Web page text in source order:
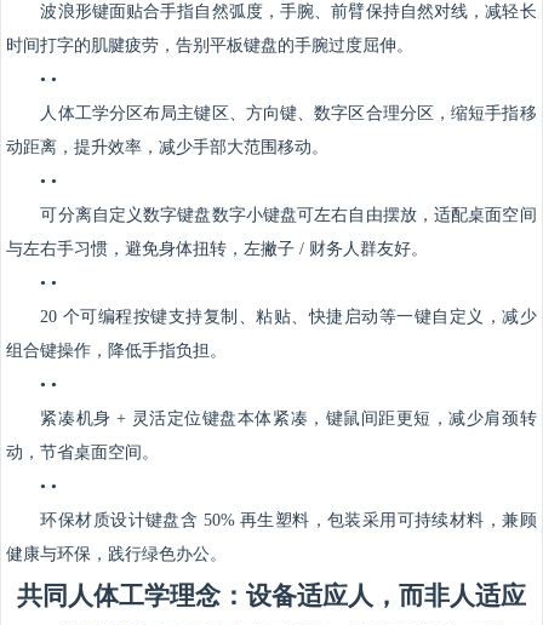
波浪形键面贴合手指自然弧度，手腕、前臂保持自然对线，减轻长
时间打字的肌腱疲劳 ，告别平板键盘的手腕过度屈伸。
• •
人体工学分区布局主键区、方向键、数字区合理分区，缩短手指移
动距离，提升效率，减少手部大范围移动 。
• •
可分离自定义数字键盘数字小键盘可左右自由摆放，适配桌面空间
与左右手习惯，避免身体扭转，左撇子 / 财务人群友好。
• •
20 个可编程按键支持复制、粘贴、快捷启动等一键自定义，减少
组合键操作，降低手指负担 。
• •
紧凑机身 + 灵活定位键盘本体紧凑，键鼠间距更短，减少肩颈转
动，节省桌面空间 。
• •
环保材质设计键盘含 50% 再生塑料，包装采用可持续材料，兼顾
健康与环保，践行绿色办公。
共同人体工学理念：设备适应人，而非人适应